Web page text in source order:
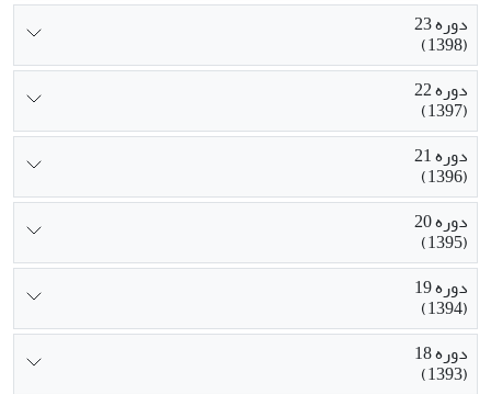
دوره 23
(1398)
دوره 22
(1397)
دوره 21
(1396)
دوره 20
(1395)
دوره 19
(1394)
دوره 18
(1393)